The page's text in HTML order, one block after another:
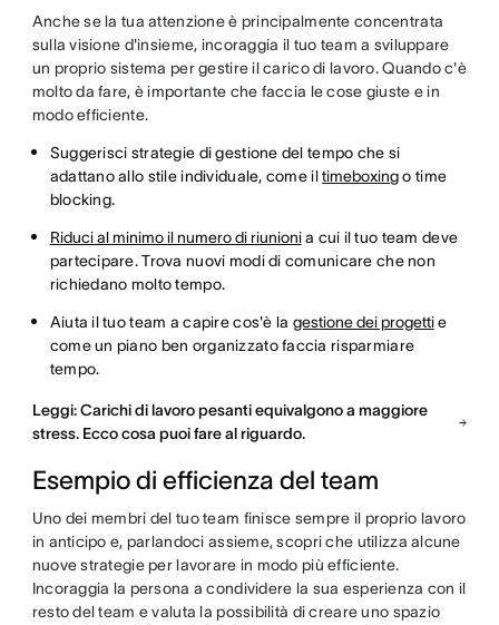
Anche se la tua attenzione è principalmente concentrata
sulla visione d'insieme, incoraggia il tuo team a sviluppare
un proprio sistema per gestire il carico di lavoro. Quando c'è
molto da fare, è importante che faccia le cose giuste e in
modo efficiente.
Suggerisci strategie di gestione del tempo che si
adattano allo stile individuale, come iltimeboxingo time
blocking.
Riduci al minimo il numero di riunionia cui il tuo team deve
partecipare. Trova nuovi modi di comunicare che non
richiedano molto tempo.
Aiuta il tuo team a capire cos'è la gestione dei progettie
come un piano ben organizzato faccia risparmiare
tempo.
Leggi: Carichi di lavoro pesanti equivalgono a maggiore
stress. Ecco cosa puoi fare al riguardo.
Esempio di efficienza del team
Uno dei membri del tuo team finisce sempre il proprio lavoro
in anticipo e, parlandoci assieme, scopri che utilizza alcune
nuove strategie per lavorare in modo più efficiente.
Incoraggia la persona a condividere la sua esperienza con il
resto del team e valuta la possibilità di creare uno spazio